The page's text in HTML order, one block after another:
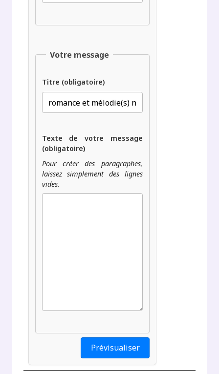
Votre message
Titre (obligatoire)
Texte de votre message
(obligatoire)
Pour créer des paragraphes,
laissez simplement des lignes
vides.